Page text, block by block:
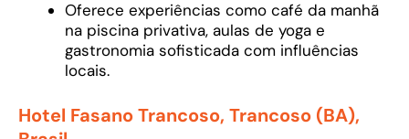
Oferece experiências como café da manhã
na piscina privativa, aulas de yoga e
gastronomia sofisticada com influências
locais.
Hotel Fasano Trancoso, Trancoso (BA),